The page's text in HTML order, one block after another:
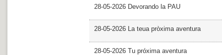
28-05-2026 Devorando la PAU
28-05-2026 La teua pròxima aventura
28-05-2026 Tu próxima aventura